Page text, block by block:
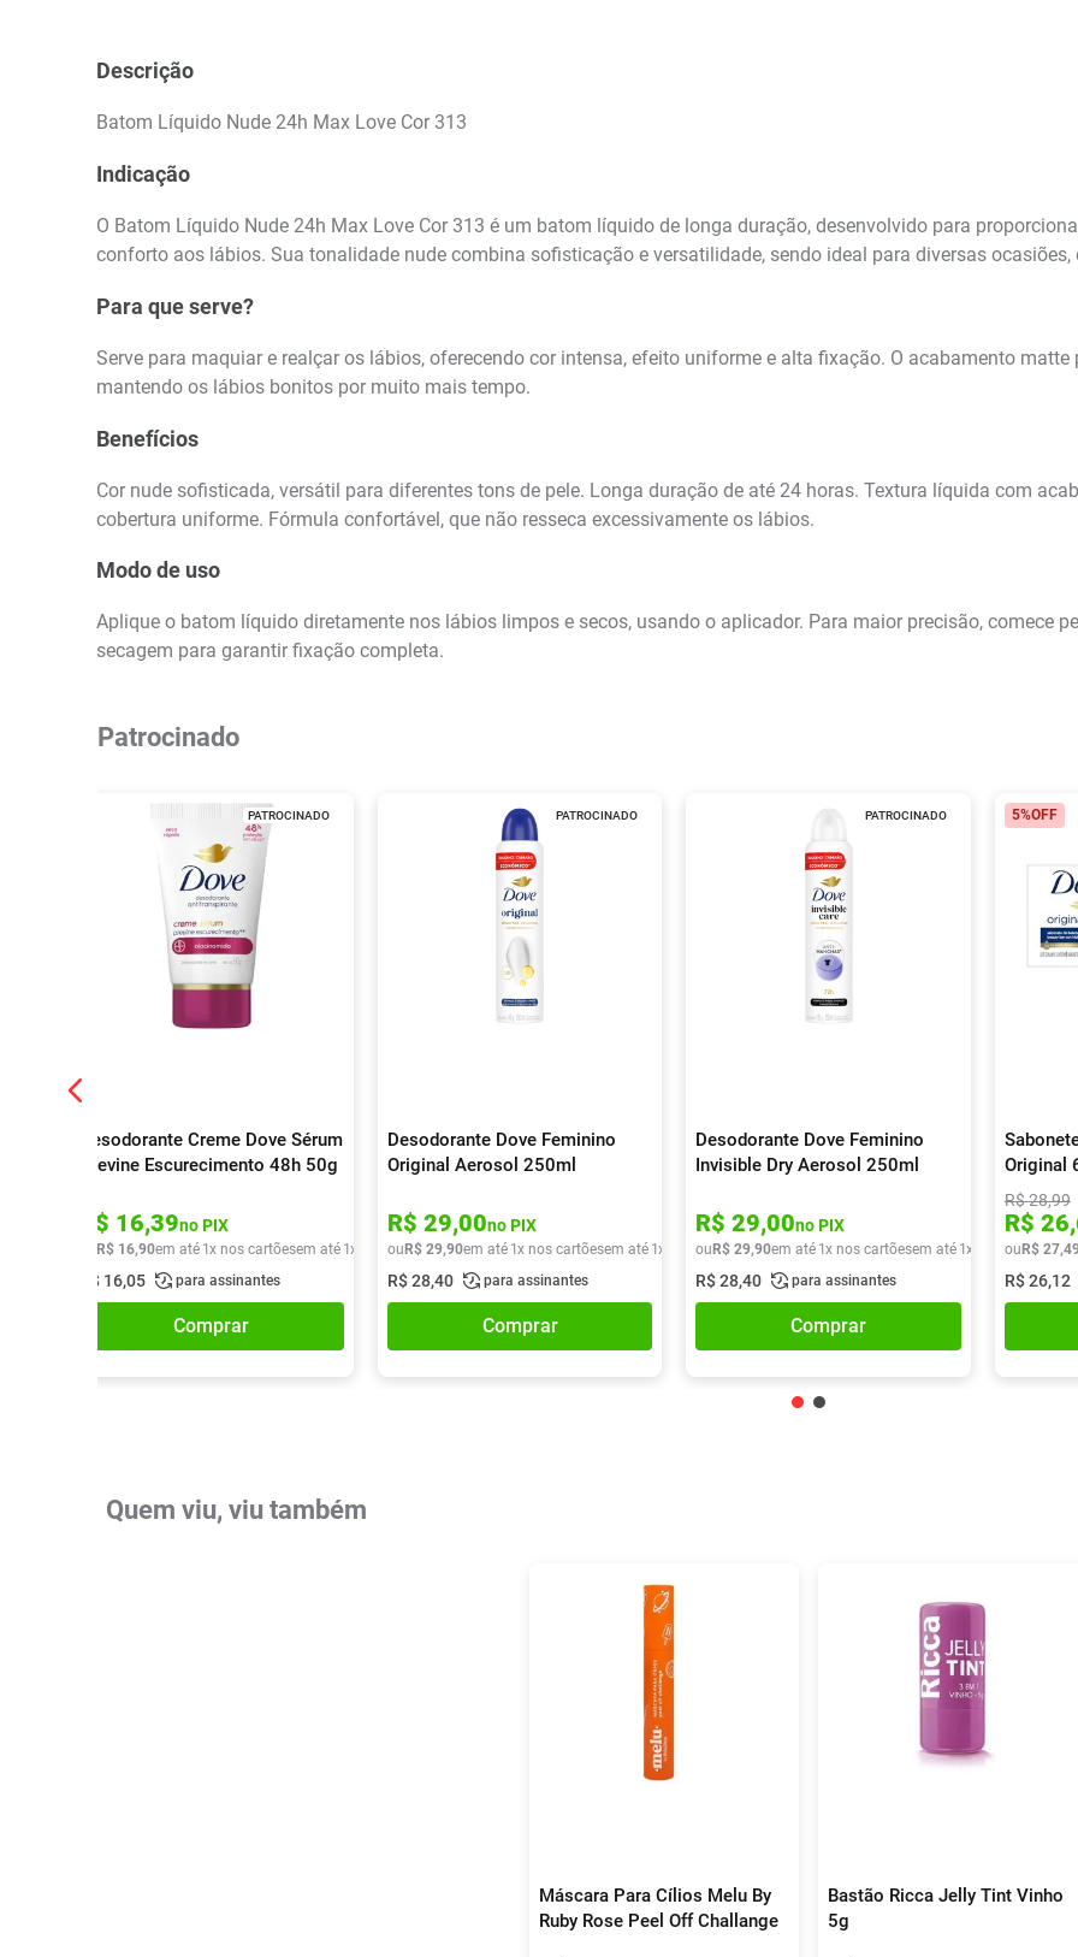
Descrição
Batom Líquido Nude 24h Max Love Cor 313
Indicação
O Batom Líquido Nude 24h Max Love Cor 313 é um batom líquido de longa duração, desenvolvido para
conforto aos lábios. Sua tonalidade nude combina sofisticação e versatilidade, sendo ideal para diversas ocasiões,
Para que serve?
Serve para maquiar e realçar os lábios, oferecendo cor intensa, efeito uniforme e alta fixação. O acabamento
mantendo os lábios bonitos por muito mais tempo.
Benefícios
Cor nude sofisticada, versátil para diferentes tons de pele. Longa duração de até 24 horas. Textura líquida com
cobertura uniforme. Fórmula confortável, que não resseca excessivamente os lábios.
Modo de uso
Aplique o batom líquido diretamente nos lábios limpos e secos, usando o aplicador. Para maior precisão, comece
secagem para garantir fixação completa.
Patrocinado
PATROCINADO
Desodorante Creme Dove Sérum
Previne Escurecimento 48h 50g
R$ 16,39no PIX
R$ 16,90em até 1x nos cartõesem até 1x de R$ 16,90
R$ 16,05 para assinantes
Comprar
PATROCINADO
Desodorante Dove Feminino
Original Aerosol 250ml
R$ 29,00no PIX
ou R$ 29,90em até 1x nos cartõesem até 1x de R$ 29,90
R$28,40 para assinantes
Comprar
PATROCINADO
Desodorante Dove Feminino
Invisible Dry Aerosol 250ml
R$ 29,00no PIX
ou R$ 29,90em até 1x nos cartõesem até 1x de R$ 29,90
R$ 28,40 para assinantes
Comprar
5%OFF
Original
R$28,99
R$ 26,
ou R$ 27,
R$26,12
Quem viu, viu também
Máscara Para Cílios Melu By
Ruby Rose Peel Off Challange
Bastão Ricca Jelly Tint Vinho
5g